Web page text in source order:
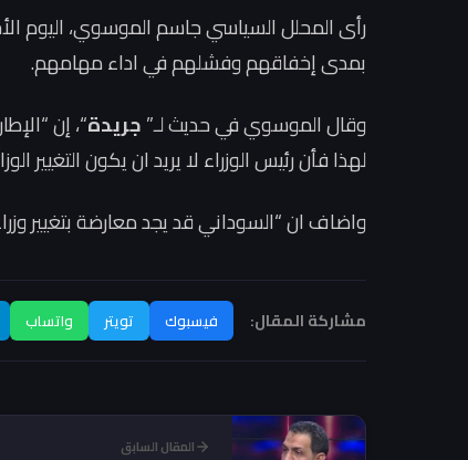
رأى المحلل السياسي جاسم الموسوي، اليوم
بمدى إخفاقهم وفشلهم في اداء مهامهم.
وقال الموسوي في حديث لـ”جريدة“، إن
لهذا فأن رئيس الوزراء لا يريد ان يكون التغيير
واضاف ان “السوداني قد يجد معارضة بتغيير
مشاركة المقال: فيسبوك تويتر واتساب
المقال السابق